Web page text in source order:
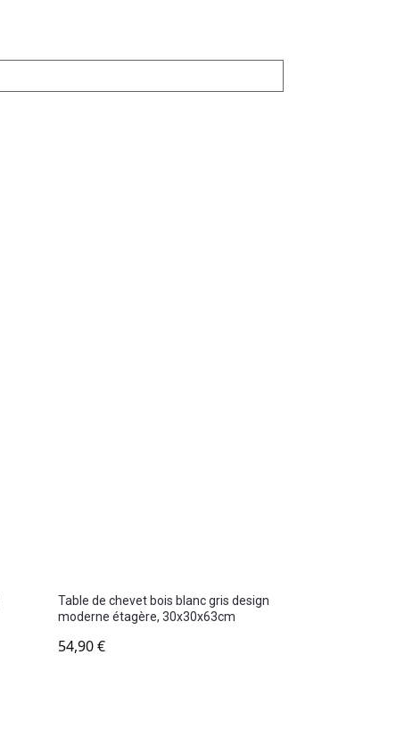
Table de chevet bois blanc gris design
moderne étagère, 30x30x63cm
54,90€